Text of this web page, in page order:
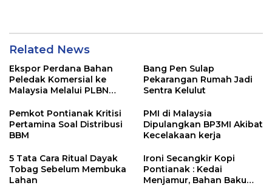
Related News
Ekspor Perdana Bahan
Peledak Komersial ke
Malaysia Melalui PLBN
Bang Pen Sulap
Pekarangan Rumah Jadi
Sentra Kelulut
Pemkot Pontianak Kritisi
Pertamina Soal Distribusi
BBM
PMI di Malaysia
Dipulangkan BP3MI Akibat
Kecelakaan kerja
5 Tata Cara Ritual Dayak
Tobag Sebelum Membuka
Lahan
Ironi Secangkir Kopi
Pontianak : Kedai
Menjamur, Bahan Baku